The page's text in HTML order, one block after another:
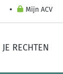
Mijn ACV
JE RECHTEN